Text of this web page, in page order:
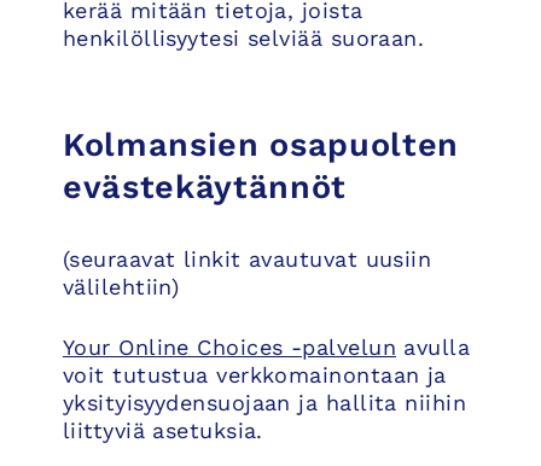
kerää mitään tietoja, joista
henkilöllisyytesi selviää suoraan.
Kolmansien osapuolten
evästekäytännöt
(seuraavat linkit avautuvat uusiin
välilehtiin)
Your Online Choices -palvelun avulla
voit tutustua verkkomainontaan ja
yksityisyydensuojaan ja hallita niihin
liittyviä asetuksia.